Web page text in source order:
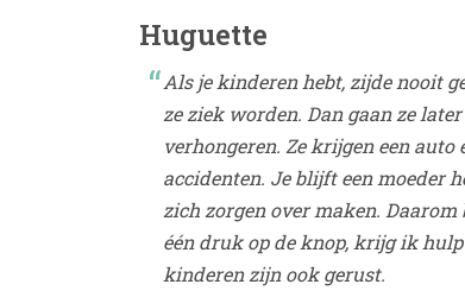
Huguette
Als je kinderen hebt, zijde nooit
ze ziek worden. Dan gaan ze
verhongeren. Ze krijgen een
accidenten. Je blijft een moeder
zich zorgen over maken.
één druk op de knop, krijg ik
kinderen zijn ook gerust.